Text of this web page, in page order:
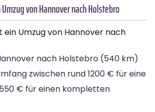
von Hannover nach Holstebro
ein Umzug von Hannover nach
nach Holstebro (540 km)
zwischen rund 1200 € für eine
€ für einen kompletten